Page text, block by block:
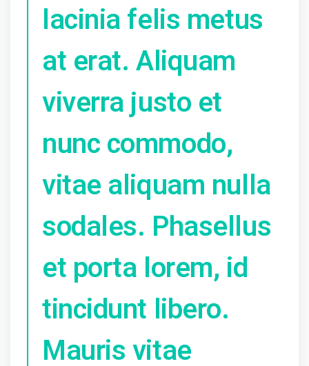
lacinia felis metus
at erat. Aliquam
viverra justo et
nunc commodo,
vitae aliquam nulla
sodales. Phasellus
et porta lorem, id
tincidunt libero.
Mauris vitae